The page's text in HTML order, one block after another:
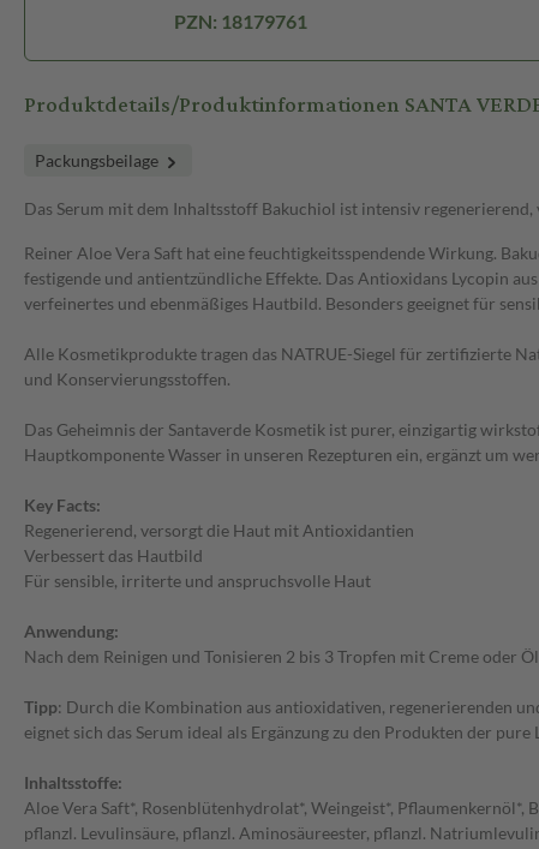
PZN: 18179761
Produktdetails/Produktinformationen SANTA
Packungsbeilage
Das Serum mit dem Inhaltsstoff Bakuchiol ist intensiv
Reiner Aloe Vera Saft hat eine feuchtigkeitsspendende Wirkung.
festigende und antientzündliche Effekte. Das Antioxidans Lycopin
verfeinertes und ebenmäßiges Hautbild. Besonders geeignet für
Alle Kosmetikprodukte tragen das NATRUE-Siegel für zertifizierte
und Konservierungsstoffen.
Das Geheimnis der Santaverde Kosmetik ist purer, einzigartig
Hauptkomponente Wasser in unseren Rezepturen ein, ergänzt um
Key Facts:
Regenerierend, versorgt die Haut mit Antioxidantien
Verbessert das Hautbild
Für sensible, irriterte und anspruchsvolle Haut
Anwendung:
Nach dem Reinigen und Tonisieren 2 bis 3 Tropfen mit Creme oder
Tipp: Durch die Kombination aus antioxidativen, regenerierenden
eignet sich das Serum ideal als Ergänzung zu den Produkten der
Inhaltsstoffe:
Aloe Vera Saft*, Rosenblütenhydrolat*, Weingeist*,
pflanzl. Levulinsäure, pflanzl. Aminosäureester, pflanzl.